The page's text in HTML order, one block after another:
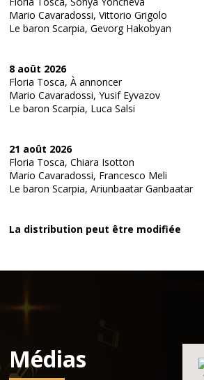
Mario Cavaradossi, Vittorio Grigolo
Le baron Scarpia, Gevorg Hakobyan
8 août 2026
Floria Tosca, À annoncer
Mario Cavaradossi, Yusif Eyvazov
Le baron Scarpia, Luca Salsi
21 août 2026
Floria Tosca, Chiara Isotton
Mario Cavaradossi, Francesco Meli
Le baron Scarpia, Ariunbaatar Ganbaatar
La distribution peut être modifiée
Médias